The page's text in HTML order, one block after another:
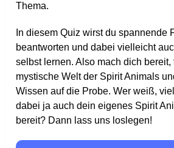
Thema.
In diesem Quiz wirst du spannende
beantworten und dabei vielleicht
selbst lernen. Also mach dich
mystische Welt der Spirit Animals
Wissen auf die Probe. Wer weiß,
dabei ja auch dein eigenes Spirit
bereit? Dann lass uns loslegen!